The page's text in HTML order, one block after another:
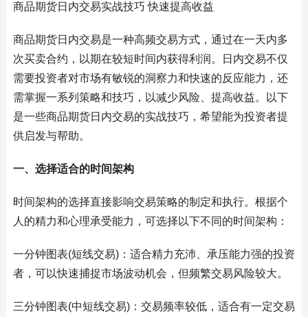
商品期货日内交易实战技巧 快速提高收益
商品期货日内交易是一种高频交易方式，通过在一天内多
次买卖合约，以期在较短时间内获得利润。日内交易不仅
需要投资者对市场有敏锐的洞察力和快速的反应能力，还
需掌握一系列策略和技巧，以减少风险、提高收益。以下
是一些商品期货日内交易的实战技巧，希望能为投资者提
供启发与帮助。
一、选择适合的时间架构
时间架构的选择直接影响交易策略的制定和执行。根据个
人的精力和心理承受能力，可选择以下不同的时间架构：
一分钟图表(短线交易)：适合精力充沛、承压能力强的投资
者，可以快速捕捉市场波动机会，但频繁交易风险较大。
三分钟图表(中短线交易)：交易频率较低，适合有一定交易